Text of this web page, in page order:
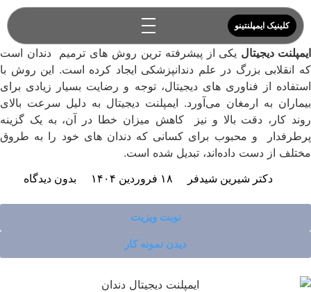
کلینیک ایمپلنتینو
ایمپلنت دیجیتال
ایمپلنت دیجیتال یکی از پیشرفته‌ ترین روش‌ های ترمیم دندان است
که انقلابی بزرگ در علم دندانپزشکی ایجاد کرده است. این روش با
استفاده از فناوری‌ های دیجیتال، توجه و رضایت بسیار زیادی برای
بیماران به ارمغان می‌آورد. ایمپلنت دیجیتال به‌ دلیل سرعت بالای
روند کار، دقت بالا و نیز کاهش میزان خطا در آن، به یک گزینه
پرطرفدار و محبوب برای کسانی که دندان‌ های خود را به طروق
مختلف از دست داده‌اند، تبدیل شده است.
دکتر شیرین شیدفر ۱۸ فروردین ۱۴۰۴ بدون دیدگاه
نوبت ویزیت
دیدن نمونه کار